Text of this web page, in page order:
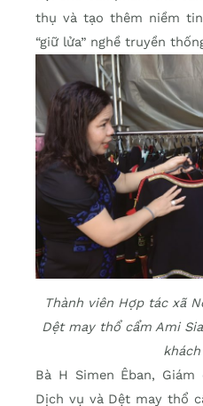
thụ và tạo thêm niềm
“giữ lửa” nghề truyền
Thành viên Hợp tác xã
Dệt may thổ cẩm Ami
Bà H Simen Êban,
Dịch vụ và Dệt may thổ